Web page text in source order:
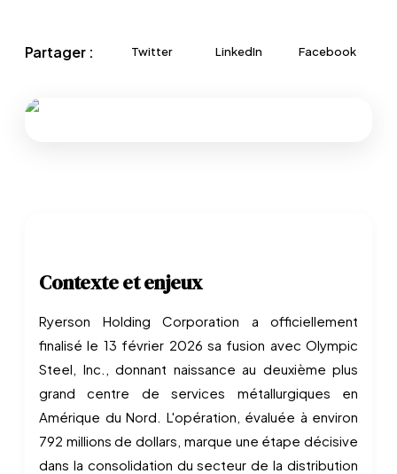
Partager : Twitter LinkedIn Facebook
Contexte et enjeux
Ryerson Holding Corporation a officiellement
finalisé le 13 février 2026 sa fusion avec Olympic
Steel, Inc., donnant naissance au deuxième plus
grand centre de services métallurgiques en
Amérique du Nord. L'opération, évaluée à environ
792 millions de dollars, marque une étape décisive
dans la consolidation du secteur de la distribution